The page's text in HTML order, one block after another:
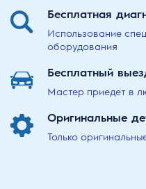
Бесплатная
Использование
оборудования
Бесплатный
Мастер приедет в
Оригинальные
Только